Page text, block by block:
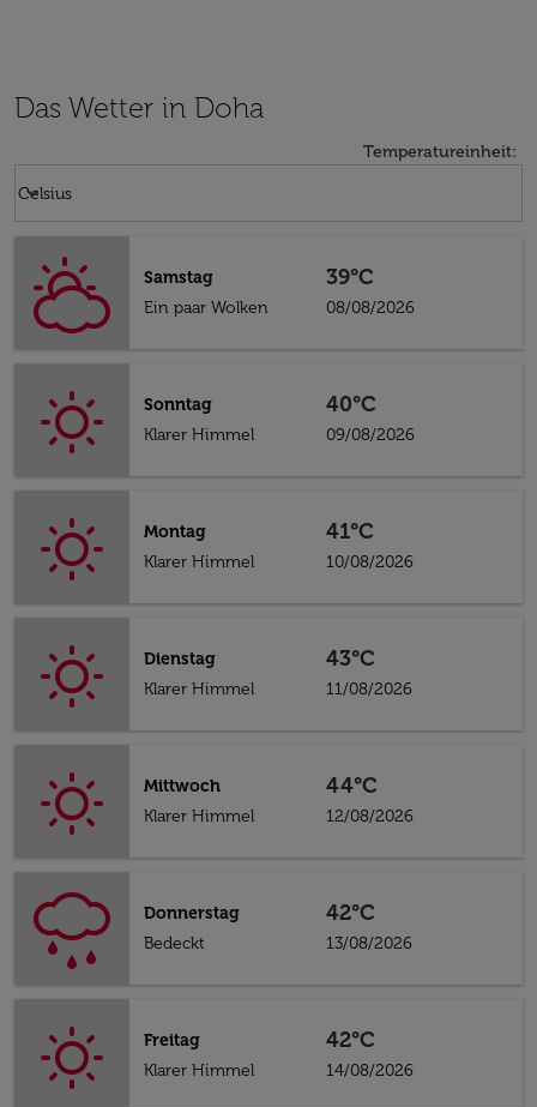
Das Wetter in Doha
Temperatureinheit:
Celsius
keyboard_arrow_down
Samstag
Ein paar Wolken
39°C
08/08/2026
Sonntag
Klarer Himmel
40°C
09/08/2026
Montag
Klarer Himmel
41°C
10/08/2026
Dienstag
Klarer Himmel
43°C
11/08/2026
Mittwoch
Klarer Himmel
44°C
12/08/2026
Donnerstag
Bedeckt
42°C
13/08/2026
Freitag
Klarer Himmel
42°C
14/08/2026